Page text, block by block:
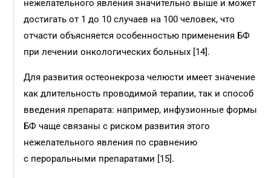
нежелательного явления значительно выше и может
достигать от 1 до 10 случаев на 100 человек, что
отчасти объясняется особенностью применения БФ
при лечении онкологических больных [14].
Для развития остеонекроза челюсти имеет значение
как длительность проводимой терапии, так и способ
введения препарата: например, инфузионные формы
БФ чаще связаны с риском развития этого
нежелательного явления по сравнению
с пероральными препаратами [15].